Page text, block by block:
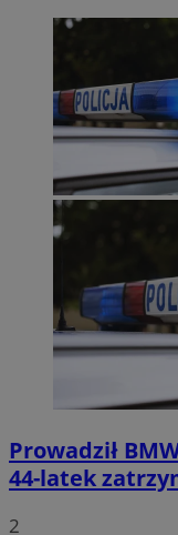
Prowadził
44-latek
2